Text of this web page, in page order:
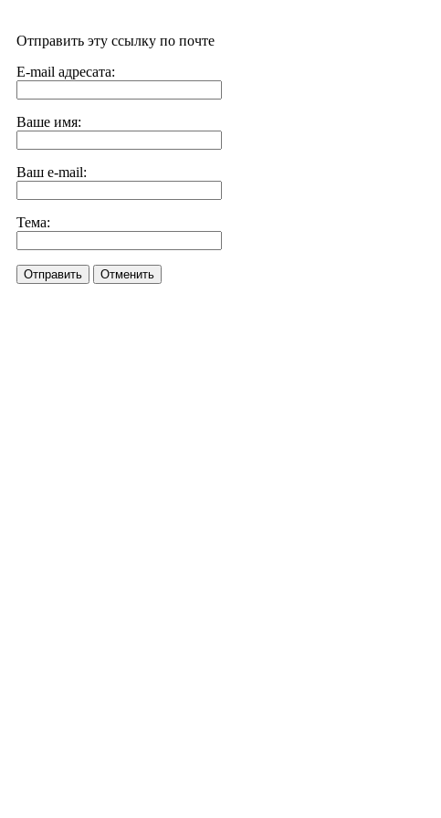
Отправить эту ссылку по почте
E-mail адресата:
Ваше имя:
Ваш e-mail:
Тема:
Отправить Отменить